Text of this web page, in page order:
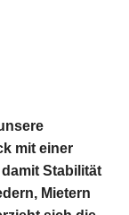
mit einer
Stabilität
Mietern